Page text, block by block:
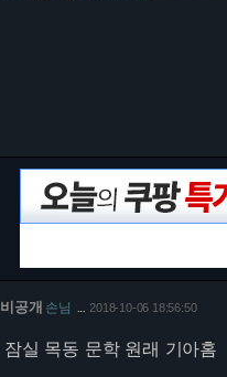
비공개 손님 2018-10-06 18:56:50
잠실 목동 문학 원래 기아홈